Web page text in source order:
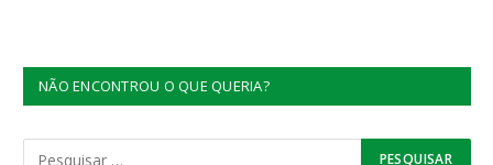
NÃO ENCONTROU O QUE QUERIA?